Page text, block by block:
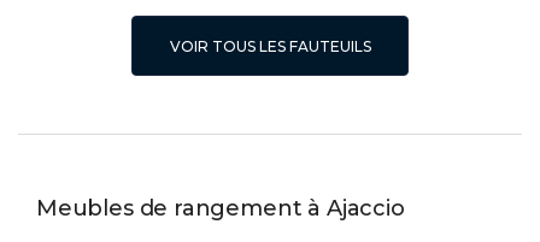
VOIR TOUS LES FAUTEUILS
Meubles de rangement à Ajaccio